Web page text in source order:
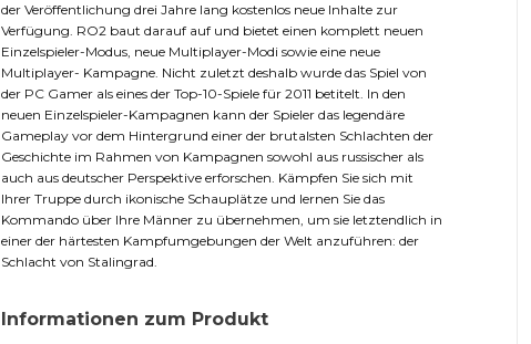
der Veröffentlichung drei Jahre lang kostenlos neue Inhalte zur
Verfügung. RO2 baut darauf auf und bietet einen komplett neuen
Einzelspieler-Modus, neue Multiplayer-Modi sowie eine neue
Multiplayer- Kampagne. Nicht zuletzt deshalb wurde das Spiel von
der PC Gamer als eines der Top-10-Spiele für 2011 betitelt. In den
neuen Einzelspieler-Kampagnen kann der Spieler das legendäre
Gameplay vor dem Hintergrund einer der brutalsten Schlachten der
Geschichte im Rahmen von Kampagnen sowohl aus russischer als
auch aus deutscher Perspektive erforschen. Kämpfen Sie sich mit
Ihrer Truppe durch ikonische Schauplätze und lernen Sie das
Kommando über Ihre Männer zu übernehmen, um sie letztendlich in
einer der härtesten Kampfumgebungen der Welt anzuführen: der
Schlacht von Stalingrad.
Informationen zum Produkt